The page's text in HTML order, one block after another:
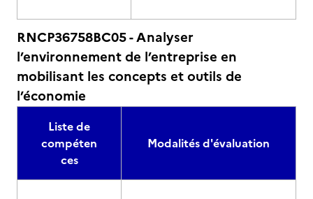
RNCP36758BC05 - Analyser
l’environnement de l’entreprise en
mobilisant les concepts et outils de
l’économie
Liste de
compéten
ces
Modalités d'évaluation